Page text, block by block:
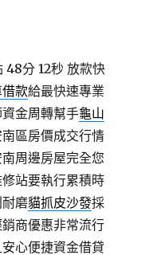
48分 12秒 放款快
款給最快速專業
金周轉幫手龜山
區房價成交行情
周邊房屋完全您
修站要執行累積時
磨貓抓皮沙發採
商優惠非常流行
心便捷資金借貸